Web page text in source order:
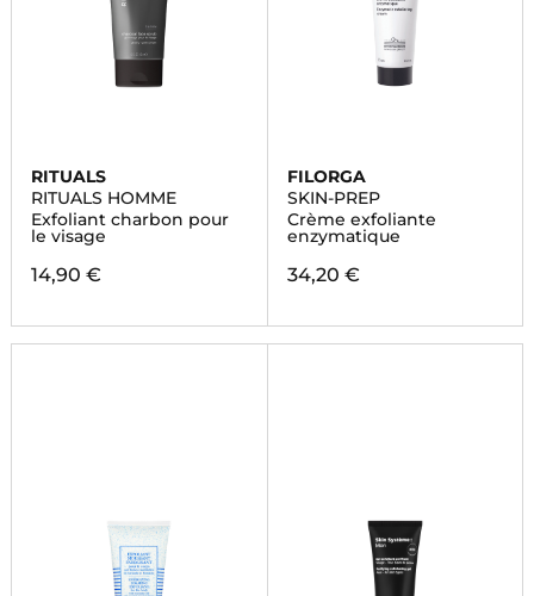
RITUALS
RITUALS HOMME
Exfoliant charbon pour
le visage
14,90 €
FILORGA
SKIN-PREP
Crème exfoliante
enzymatique
34,20 €